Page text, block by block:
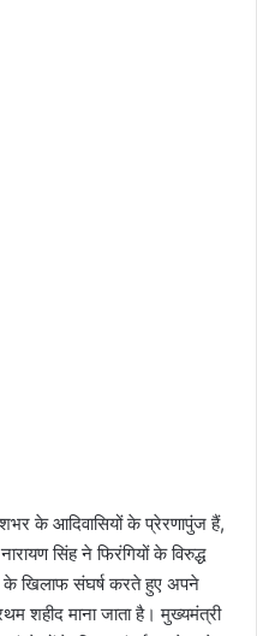
के आदिवासियों के प्रेरणापुंज हैं,
सिंह ने फिरंगियों के विरुद्ध
के खिलाफ संघर्ष करते हुए अपने
शहीद माना जाता है। मुख्यमंत्री